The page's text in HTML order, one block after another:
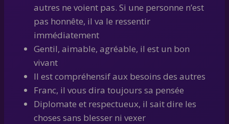
autres ne voient pas. Si une personne n’est
pas honnête, il va le ressentir
immédiatement
Gentil, aimable, agréable, il est un bon
vivant
Il est compréhensif aux besoins des autres
Franc, il vous dira toujours sa pensée
Diplomate et respectueux, il sait dire les
choses sans blesser ni vexer